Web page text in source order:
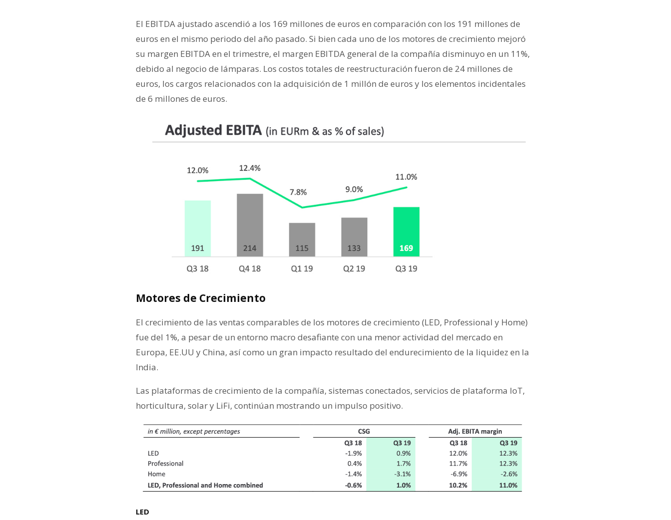
El EBITDA ajustado ascendió a los 169 millones de euros en comparación con los 191 millones de
euros en el mismo periodo del año pasado. Si bien cada uno de los motores de crecimiento mejoró
su margen EBITDA en el trimestre, el margen EBITDA general de la compañía disminuyo en un 11%,
debido al negocio de lámparas. Los costos totales de reestructuración fueron de 24 millones de
euros, los cargos relacionados con la adquisición de 1 millón de euros y los elementos incidentales
de 6 millones de euros.
Motores de Crecimiento
El crecimiento de las ventas comparables de los motores de crecimiento (LED, Professional y Home)
fue del 1%, a pesar de un entorno macro desafiante con una menor actividad del mercado en
Europa, EE.UU y China, así como un gran impacto resultado del endurecimiento de la liquidez en la
India.
Las plataformas de crecimiento de la compañía, sistemas conectados, servicios de plataforma IoT,
horticultura, solar y LiFi, continúan mostrando un impulso positivo.
LED